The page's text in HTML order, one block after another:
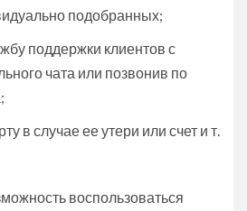
подобранных;
поддержки клиентов с
чата или позвонив по
в случае ее утери или счет и т.
воспользоваться